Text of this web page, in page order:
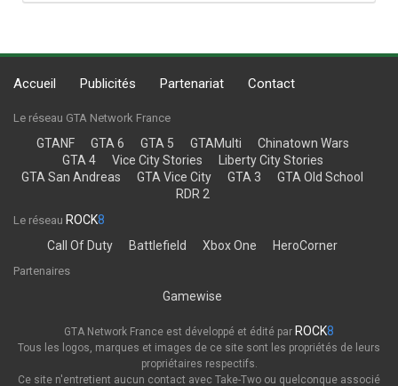
Accueil Publicités Partenariat Contact
Le réseau GTA Network France
GTANF GTA 6 GTA 5 GTAMulti
Chinatown Wars
GTA 4
Vice City Stories
Liberty City Stories
GTA San Andreas
GTA Vice City GTA 3
GTA Old School
RDR 2
Le réseau ROCK8
Call Of Duty
Battlefield Xbox One HeroCorner
Partenaires
Gamewise
GTA Network France est développé et édité par ROCK8
Tous les logos, marques et images de ce site sont les propriétés de leurs
propriétaires respectifs.
Ce site n'entretient aucun contact avec Take-Two ou quelconque associé